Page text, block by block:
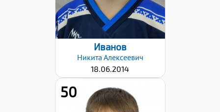
Иванов
Никита Алексеевич
18.06.2014
50